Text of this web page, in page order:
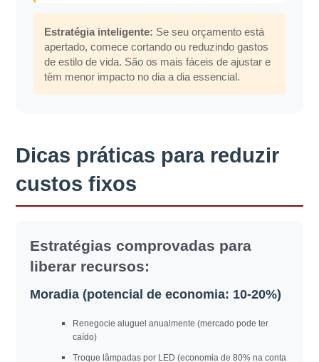
Estratégia inteligente: Se seu orçamento está
apertado, comece cortando ou reduzindo gastos
de estilo de vida. São os mais fáceis de ajustar e
têm menor impacto no dia a dia essencial.
Dicas práticas para reduzir
custos fixos
Estratégias comprovadas para
liberar recursos:
Moradia (potencial de economia: 10-20%)
Renegocie aluguel anualmente (mercado pode ter
caído)
Troque lâmpadas por LED (economia de 80% na conta